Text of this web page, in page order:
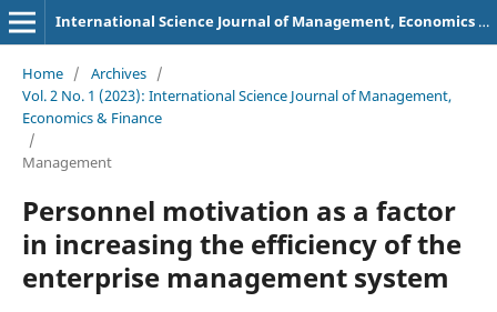
International Science Journal of Management, Economics & Finance
Home / Archives /
Vol. 2 No. 1 (2023): International Science Journal of Management,
Economics & Finance
/
Management
Personnel motivation as a factor
in increasing the efficiency of the
enterprise management system